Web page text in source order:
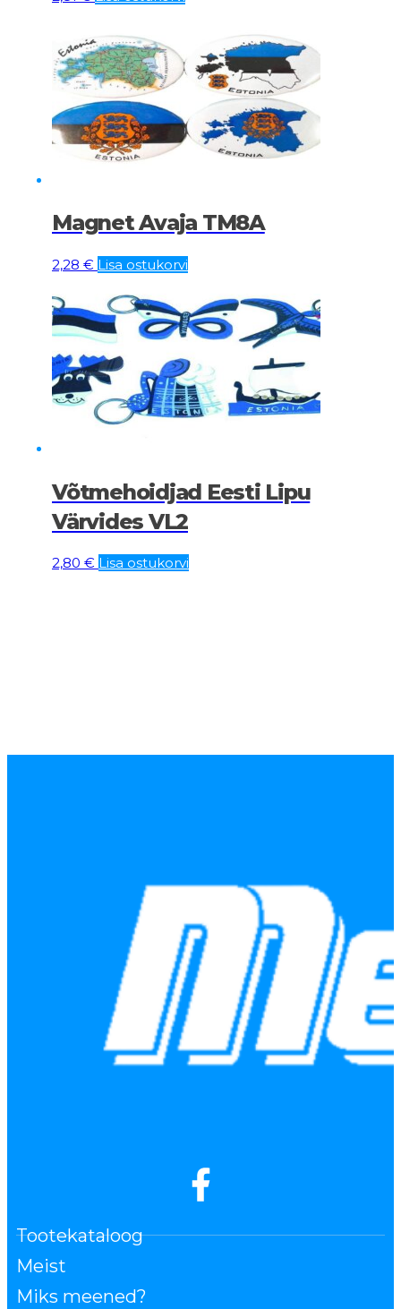
Magnet Avaja TM8A
2,28 € Lisa ostukorvi
Võtmehoidjad Eesti Lipu
Värvides VL2
2,80 € Lisa ostukorvi
Tootekataloog
Meist
Miks meened?